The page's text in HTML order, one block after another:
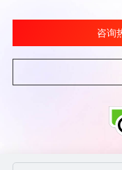
咨询
©北京金山云网络技术有限公